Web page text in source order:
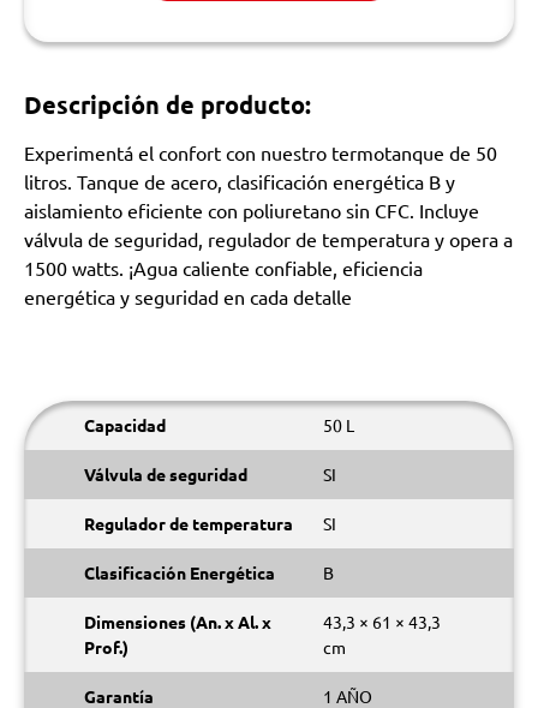
Descripción de producto:
Experimentá el confort con nuestro termotanque de 50
litros. Tanque de acero, clasificación energética B y
aislamiento eficiente con poliuretano sin CFC. Incluye
válvula de seguridad, regulador de temperatura y opera a
1500 watts. ¡Agua caliente confiable, eficiencia
energética y seguridad en cada detalle
Capacidad 50 L
Válvula de seguridad SI
Regulador de temperatura SI
Clasificación Energética B
Dimensiones (An. x Al. x
Prof.)
43,3 × 61 × 43,3
cm
Garantía 1 AÑO